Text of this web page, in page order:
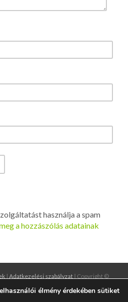
használja a spam
a hozzászólás adatainak
| Adatkezelési szabályzat | Copyright ©
élmény érdekében sütiket